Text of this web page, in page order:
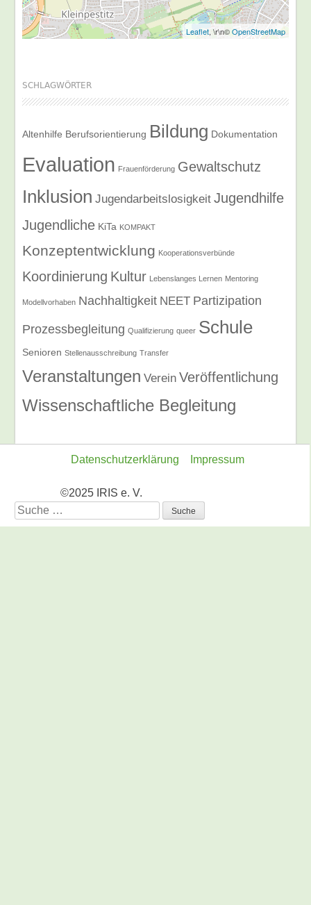
Leaflet, \r\n©OpenStreetMap
SCHLAGWÖRTER
Altenhilfe Berufsorientierung Bildung Dokumentation
Evaluation Frauenförderung Gewaltschutz
Inklusion Jugendarbeitslosigkeit Jugendhilfe
Jugendliche KiTa KOMPAKT
Konzeptentwicklung Kooperationsverbünde
Koordinierung Kultur Lebenslanges Lernen Mentoring
Modellvorhaben Nachhaltigkeit NEET Partizipation
Prozessbegleitung Qualifizierung queer Schule
Senioren Stellenausschreibung Transfer
Veranstaltungen Verein Veröffentlichung
Wissenschaftliche Begleitung
Datenschutzerklärung Impressum
©2025 IRIS e. V.
Suche
nach: